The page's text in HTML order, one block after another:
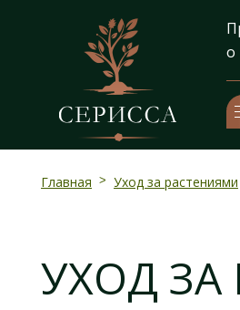
о
Главная > Уход за растениями
УХОД